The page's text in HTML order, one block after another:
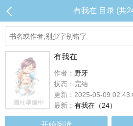
有我在 目录 (共
有我在
作者： 野牙
状态：完结
更新：2025-05-09
最新： 有我在（24）